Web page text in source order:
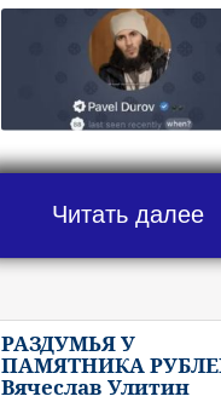
Читать далее
РАЗДУМЬЯ У
ПАМЯТНИКА
Вячеслав Улитин